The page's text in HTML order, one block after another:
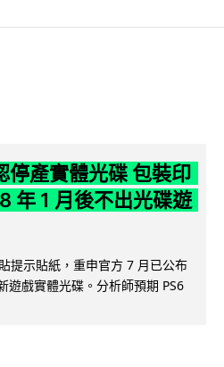
產實體光碟 包裝印
年 1 月後不出光碟遊
提示貼紙，重申官方 7 月已公布
遊戲實體光碟。分析師預期 PS6